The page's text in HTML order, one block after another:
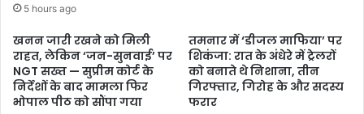
5 hours ago
खनन जारी रखने को मिली
राहत, लेकिन ‘जन-सुनवाई’ पर
NGT सख्त — सुप्रीम कोर्ट के
निर्देशों के बाद मामला फिर
भोपाल पीठ को सौंपा गया
तमनार में ‘डीजल माफिया’ पर
शिकंजा: रात के अंधेरे में ट्रेलरों
को बनाते थे निशाना, तीन
गिरफ्तार, गिरोह के और सदस्य
फरार